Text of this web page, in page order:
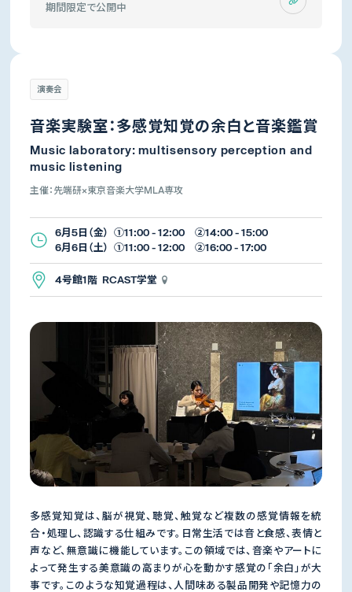
期間限定で公開中
演奏会
音楽実験室：多感覚知覚の余白と音楽鑑賞
Music laboratory: multisensory perception and
music listening
主催：先端研×東京音楽大学MLA専攻
6月5日（金） ①11:00 - 12:00 ②14:00 - 15:00
6月6日（土） ①11:00 - 12:00 ②16:00 - 17:00
4号館1階 RCAST学堂
多感覚知覚は、脳が視覚、聴覚、触覚など複数の感覚情報を統
合・処理し、認識する仕組みです。日常生活では音と食感、表情と
声など、無意識に機能しています。この領域では、音楽やアートに
よって発生する美意識の高まりが心を動かす感覚の「余白」が大
事です。このような知覚過程は、人間味ある製品開発や記憶力の